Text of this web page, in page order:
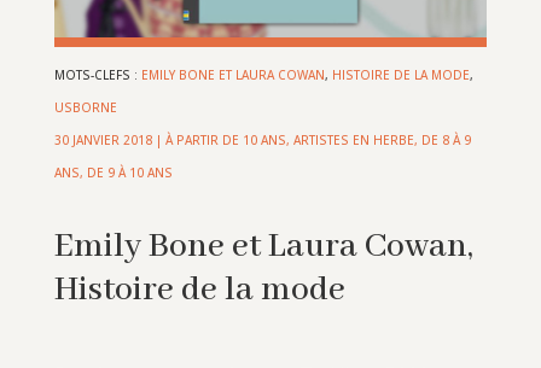
MOTS-CLEFS : EMILY BONE ET LAURA COWAN, HISTOIRE DE LA MODE,
USBORNE
30 JANVIER 2018| À PARTIR DE 10 ANS, ARTISTES EN HERBE, DE 8 À 9
ANS, DE 9 À 10 ANS
Emily Bone et Laura Cowan,
Histoire de la mode